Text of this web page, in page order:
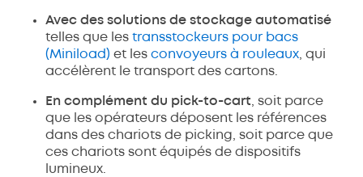
Avec des solutions de stockage automatisé
telles que les transstockeurs pour bacs
(Miniload) et les convoyeurs à rouleaux , qui
accélèrent le transport des cartons.
En complément du pick-to-cart , soit parce
que les opérateurs déposent les références
dans des chariots de picking, soit parce que
ces chariots sont équipés de dispositifs
lumineux.